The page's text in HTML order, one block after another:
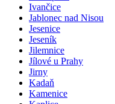
Ivančice
Jablonec nad Nisou
Jesenice
Jeseník
Jilemnice
Jílové u Prahy
Jirny
Kadaň
Kamenice